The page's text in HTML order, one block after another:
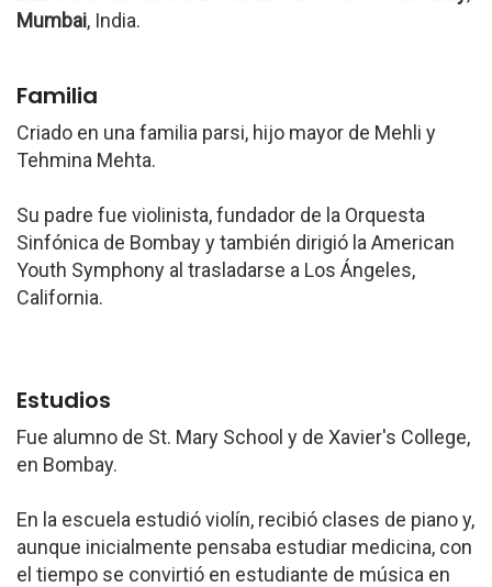
Mumbai, India.
Familia
Criado en una familia parsi, hijo mayor de Mehli y
Tehmina Mehta.
Su padre fue violinista, fundador de la Orquesta
Sinfónica de Bombay y también dirigió la American
Youth Symphony al trasladarse a Los Ángeles,
California.
Estudios
Fue alumno de St. Mary School y de Xavier's College,
en Bombay.
En la escuela estudió violín, recibió clases de piano y,
aunque inicialmente pensaba estudiar medicina, con
el tiempo se convirtió en estudiante de música en